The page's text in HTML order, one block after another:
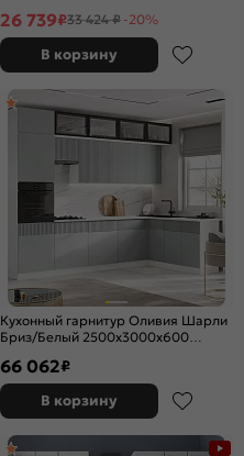
26 739₽33 424 ₽ -20%
В корзину
Кухонный гарнитур Оливия Шарли
Бриз/Белый 2500x3000x600
66 062₽
В корзину